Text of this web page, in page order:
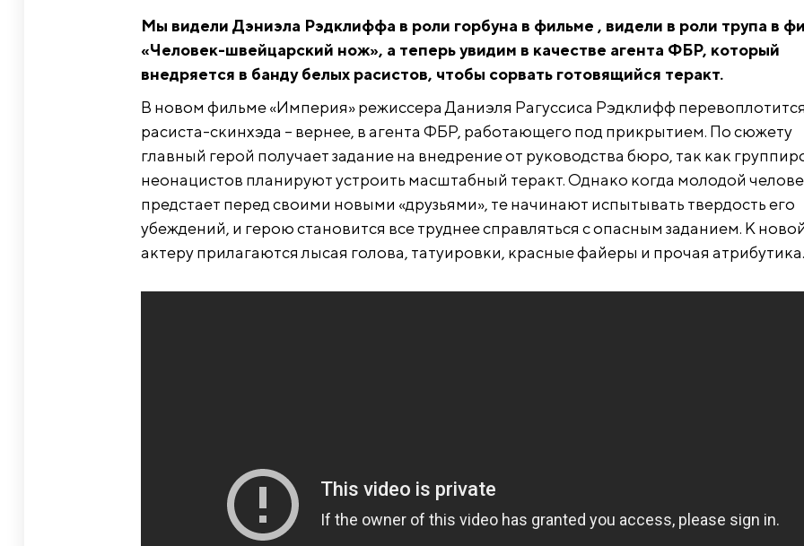
Мы видели Дэниэла Рэдклиффа в роли горбуна в фильме , видели в роли трупа в
«Человек-швейцарский нож», а теперь увидим в качестве агента ФБР, который
внедряется в банду белых расистов, чтобы сорвать готовящийся теракт.
В новом фильме «Империя» режиссера Даниэля Рагуссиса Рэдклифф
расиста-скинхэда – вернее, в агента ФБР, работающего под прикрытием. По сюжету
главный герой получает задание на внедрение от руководства бюро, так как
неонацистов планируют устроить масштабный теракт. Однако когда молодой
предстает перед своими новыми «друзьями», те начинают испытывать твердость его
убеждений, и герою становится все труднее справляться с опасным заданием. К
актеру прилагаются лысая голова, татуировки, красные файеры и прочая атрибутика.